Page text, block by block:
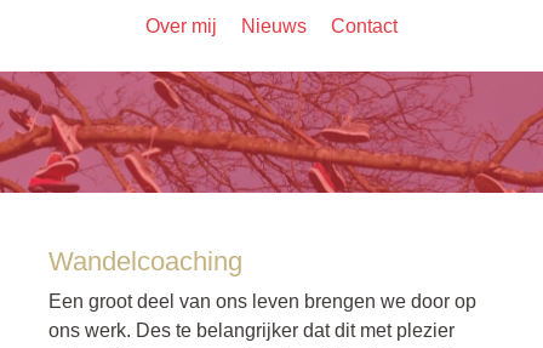
Over mij Nieuws Contact
Wandelcoaching
Een groot deel van ons leven brengen we door op
ons werk. Des te belangrijker dat dit met plezier